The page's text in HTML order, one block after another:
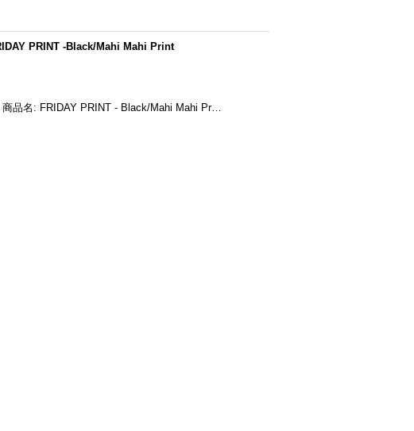
PRINT -Black/Mahi Mahi Print
品名: FRIDAY PRINT - Black/Mahi Mahi Pr…